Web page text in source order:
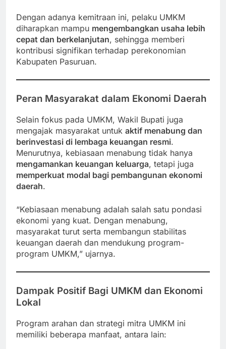
Dengan adanya kemitraan ini, pelaku UMKM
diharapkan mampu mengembangkan usaha lebih
cepat dan berkelanjutan, sehingga memberi
kontribusi signifikan terhadap perekonomian
Kabupaten Pasuruan.
Peran Masyarakat dalam Ekonomi Daerah
Selain fokus pada UMKM, Wakil Bupati juga
mengajak masyarakat untuk aktif menabung dan
berinvestasi di lembaga keuangan resmi.
Menurutnya, kebiasaan menabung tidak hanya
mengamankan keuangan keluarga, tetapi juga
memperkuat modal bagi pembangunan ekonomi
daerah.
“Kebiasaan menabung adalah salah satu pondasi
ekonomi yang kuat. Dengan menabung,
masyarakat turut serta membangun stabilitas
keuangan daerah dan mendukung program-
program UMKM,” ujarnya.
Dampak Positif Bagi UMKM dan Ekonomi
Lokal
Program arahan dan strategi mitra UMKM ini
memiliki beberapa manfaat, antara lain: